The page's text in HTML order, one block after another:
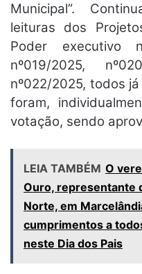
Municipal”.
leituras dos
Poder executivo
nº019/2025,
nº022/2025, todos
foram,
votação, sendo
LEIA TAMBÉM O
Ouro, representante
Norte, em
cumprimentos a
neste Dia dos Pais